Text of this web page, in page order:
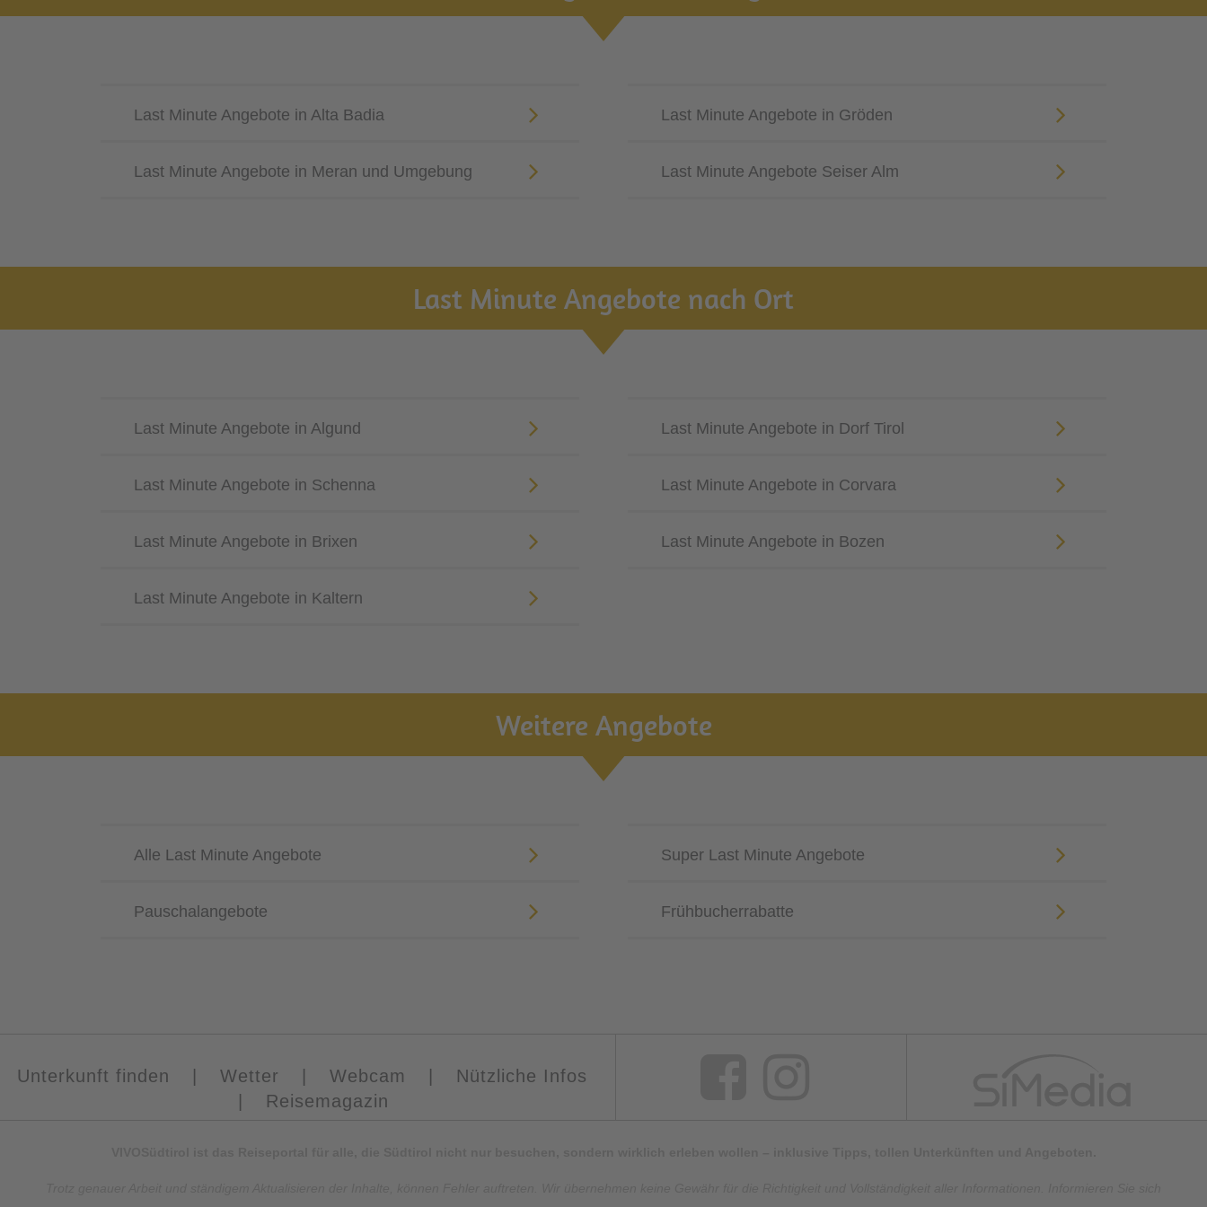
Last Minute Angebote in Alta Badia Last Minute Angebote in Gröden
Last Minute Angebote in Meran und Umgebung Last Minute Angebote Seiser Alm
Last Minute Angebote nach Ort
Last Minute Angebote in Algund Last Minute Angebote in Dorf Tirol
Last Minute Angebote in Schenna Last Minute Angebote in Corvara
Last Minute Angebote in Brixen Last Minute Angebote in Bozen
Last Minute Angebote in Kaltern
Weitere Angebote
Alle Last Minute Angebote Super Last Minute Angebote
Pauschalangebote Frühbucherrabatte
Unterkunft finden | Wetter | Webcam |
Nützliche Infos
|
Reisemagazin